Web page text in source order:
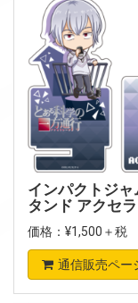
インパクトジ
タンド アクセ
価格：¥1,500＋税
通信販売ペー